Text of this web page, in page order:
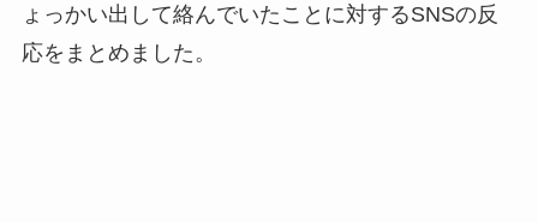
ょっかい出して絡んでいたことに対するSNSの反
応をまとめました。